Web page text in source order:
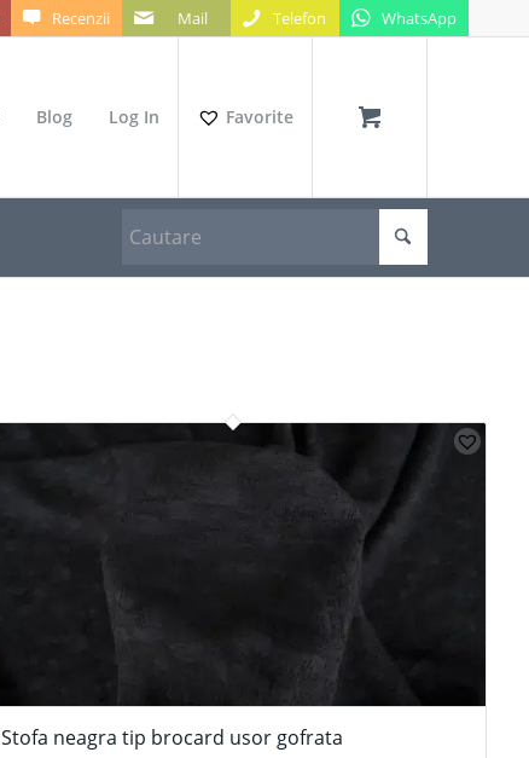
Recenzii Mail Telefon WhatsApp
Blog Log In Favorite
Stofa neagra tip brocard usor gofrata